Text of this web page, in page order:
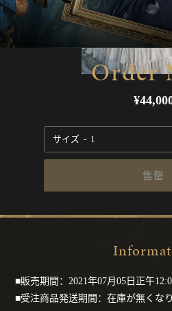
Order
常
格
サイズ
售罄
■販売期間：2021年07月05日正午
■受注商品発送期間：在庫が無くな